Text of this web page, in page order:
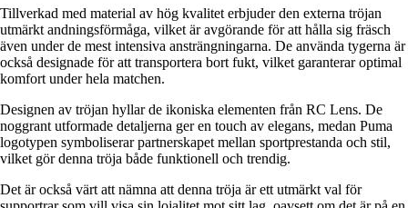
Tillverkad med material av hög kvalitet erbjuder den externa tröjan
utmärkt andningsförmåga, vilket är avgörande för att hålla sig fräsch
även under de mest intensiva ansträngningarna. De använda tygerna är
också designade för att transportera bort fukt, vilket garanterar optimal
komfort under hela matchen.
Designen av tröjan hyllar de ikoniska elementen från RC Lens. De
noggrant utformade detaljerna ger en touch av elegans, medan Puma
logotypen symboliserar partnerskapet mellan sportprestanda och stil,
vilket gör denna tröja både funktionell och trendig.
Det är också värt att nämna att denna tröja är ett utmärkt val för